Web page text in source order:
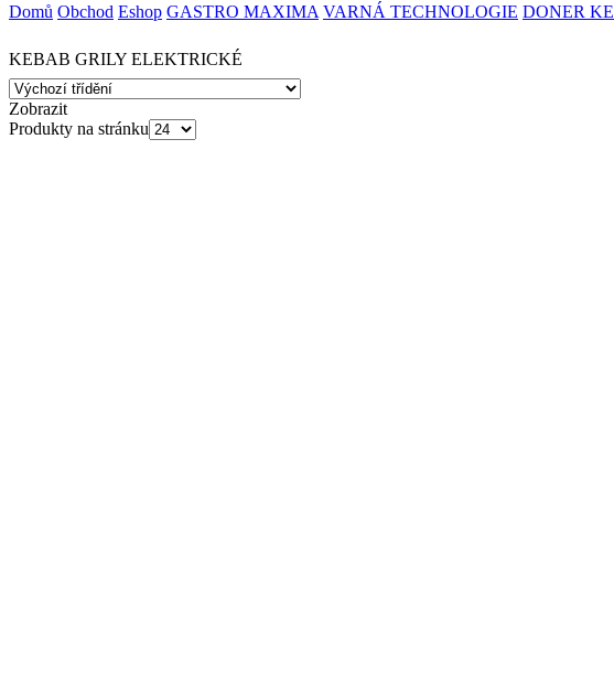
Domů Obchod Eshop GASTRO MAXIMA VARNÁ TECHNOLOGIE DONER
KEBAB GRILY ELEKTRICKÉ
Zobrazit
Produkty na stránku